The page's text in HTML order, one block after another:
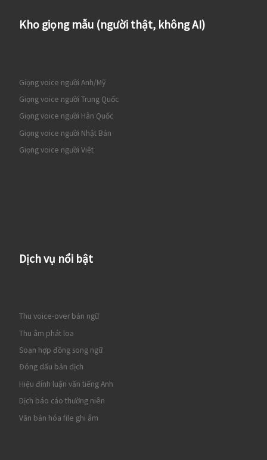
Kho giọng mẫu (người thật, không AI)
Giọng voice người Anh/Mỹ
Giọng voice người Trung Quốc
Giọng voice người Hàn Quốc
Giọng voice người Nhật Bản
Giọng voice người Việt
Dịch vụ nổi bật
Thu voice-over bản ngữ
Thu âm phát loa
Soạn hợp đồng song ngữ
Đóng dấu bản dịch
Hiệu đính luận văn tiếng Anh
Dịch báo cáo thường niên
Văn bản hóa file ghi âm